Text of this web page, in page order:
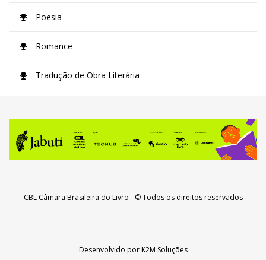
Poesia
Romance
Tradução de Obra Literária
CBL Câmara Brasileira do Livro - © Todos os direitos reservados
Desenvolvido porK2M Soluções